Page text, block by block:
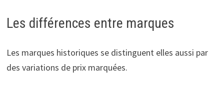
Les différences entre marques
Les marques historiques se distinguent elles aussi par
des variations de prix marquées.